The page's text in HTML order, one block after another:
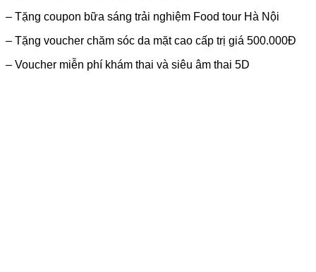
– Tặng coupon bữa sáng trải nghiệm Food tour Hà Nội
– Tặng voucher chăm sóc da mặt cao cấp trị giá 500.000Đ
– Voucher miễn phí khám thai và siêu âm thai 5D